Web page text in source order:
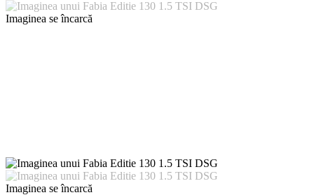
Imaginea se încarcă
Imaginea se încarcă